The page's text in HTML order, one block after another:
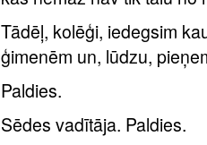
Tādēļ, kolēģi, iedegsim
ģimenēm un, lūdzu,
Paldies.
Sēdes vadītāja. Paldies.